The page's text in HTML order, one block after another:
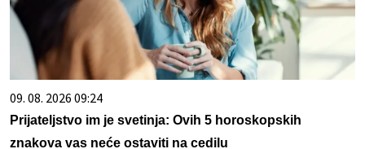
09. 08. 2026 09:24
Prijateljstvo im je svetinja: Ovih 5 horoskopskih
znakova vas neće ostaviti na cedilu